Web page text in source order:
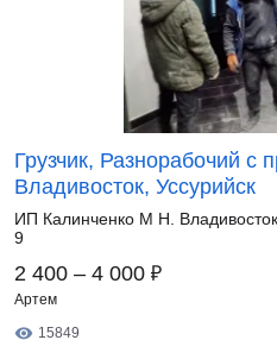
Грузчик, Разнорабочий с
Владивосток, Уссурийск
ИП Калинченко М Н.
9
2 400 – 4 000 ₽
Артем
15849